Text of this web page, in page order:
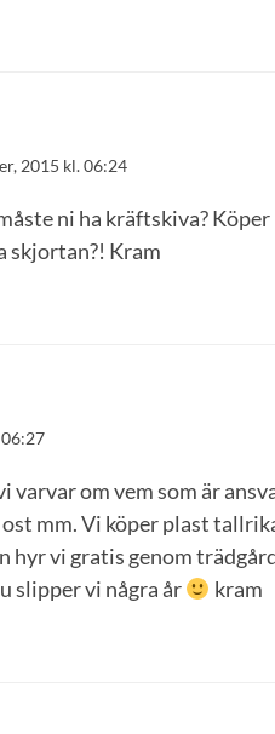
2015 kl. 06:24
ni ha kräftskiva?
skjortan?! Kram
varvar om vem som är
mm. Vi köper plast
hyr vi gratis genom
slipper vi några år
kram